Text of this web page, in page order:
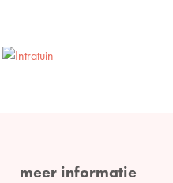
meer informatie